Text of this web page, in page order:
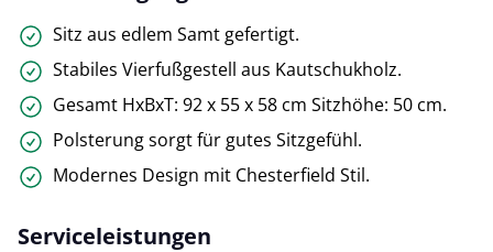
Sitz aus edlem Samt gefertigt.
Stabiles Vierfußgestell aus Kautschukholz.
Gesamt HxBxT: 92 x 55 x 58 cm Sitzhöhe: 50 cm.
Polsterung sorgt für gutes Sitzgefühl.
Modernes Design mit Chesterfield Stil.
Serviceleistungen